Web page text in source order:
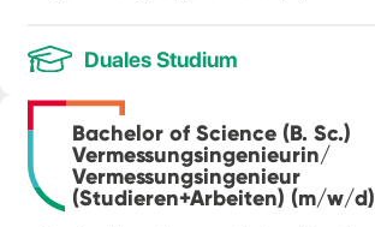
Duales Studium
Bachelor of Science (B. Sc.)
Vermessungsingenieurin/
Vermessungsingenieur
(Studieren+Arbeiten) (m/w/d)